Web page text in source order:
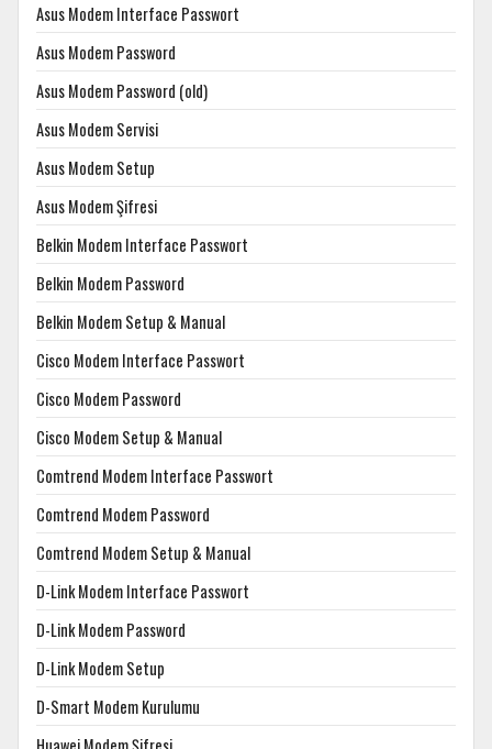
Asus Modem Interface Passwort
Asus Modem Password
Asus Modem Password (old)
Asus Modem Servisi
Asus Modem Setup
Asus Modem Şifresi
Belkin Modem Interface Passwort
Belkin Modem Password
Belkin Modem Setup & Manual
Cisco Modem Interface Passwort
Cisco Modem Password
Cisco Modem Setup & Manual
Comtrend Modem Interface Passwort
Comtrend Modem Password
Comtrend Modem Setup & Manual
D-Link Modem Interface Passwort
D-Link Modem Password
D-Link Modem Setup
D-Smart Modem Kurulumu